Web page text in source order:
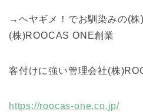
→ヘヤギメ！でお馴染みの(
(株)ROOCAS ONE創業
客付けに強い管理会社(株
https://roocas-one.co.jp/